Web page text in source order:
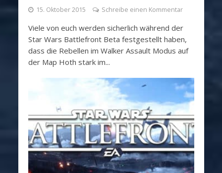
15. Oktober 2015 Schreibe einen Kommentar
Viele von euch werden sicherlich während der
Star Wars Battlefront Beta festgestellt haben,
dass die Rebellen im Walker Assault Modus auf
der Map Hoth stark im...